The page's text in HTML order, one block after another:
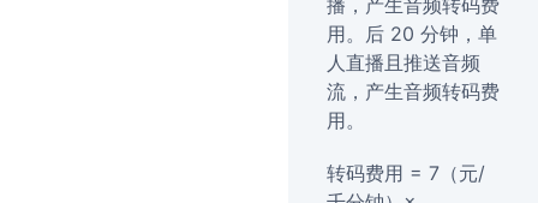
播，产生音频转码费
用。后 20 分钟，单
人直播且推送音频
流，产生音频转码费
用。
转码费用 = 7（元/